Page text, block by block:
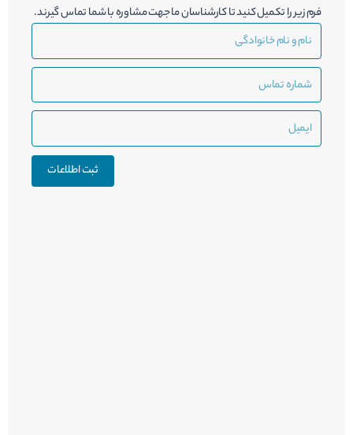
فرم زیر را تکمیل کنید تا کارشناسان ما جهت مشاوره با شما تماس گیرند.
نام
نام
خانوادگی
شماره
ایمیل
ثبت اطلاعات